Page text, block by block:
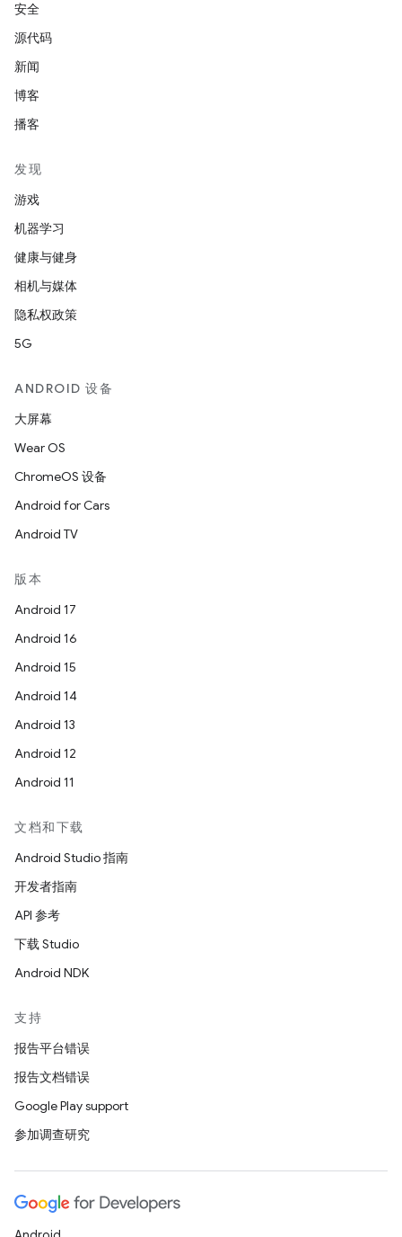
安全
源代码
新闻
博客
播客
发现
游戏
机器学习
健康与健身
相机与媒体
隐私权政策
5G
ANDROID 设备
大屏幕
Wear OS
ChromeOS 设备
Android for Cars
Android TV
版本
Android 17
Android 16
Android 15
Android 14
Android 13
Android 12
Android 11
文档和下载
Android Studio 指南
开发者指南
API 参考
下载 Studio
Android NDK
支持
报告平台错误
报告文档错误
Google Play support
参加调查研究